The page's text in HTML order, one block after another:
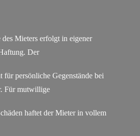
Mieters erfolgt in eigener
Der
für persönliche Gegenstände bei
Für mutwillige
haftet der Mieter in vollem